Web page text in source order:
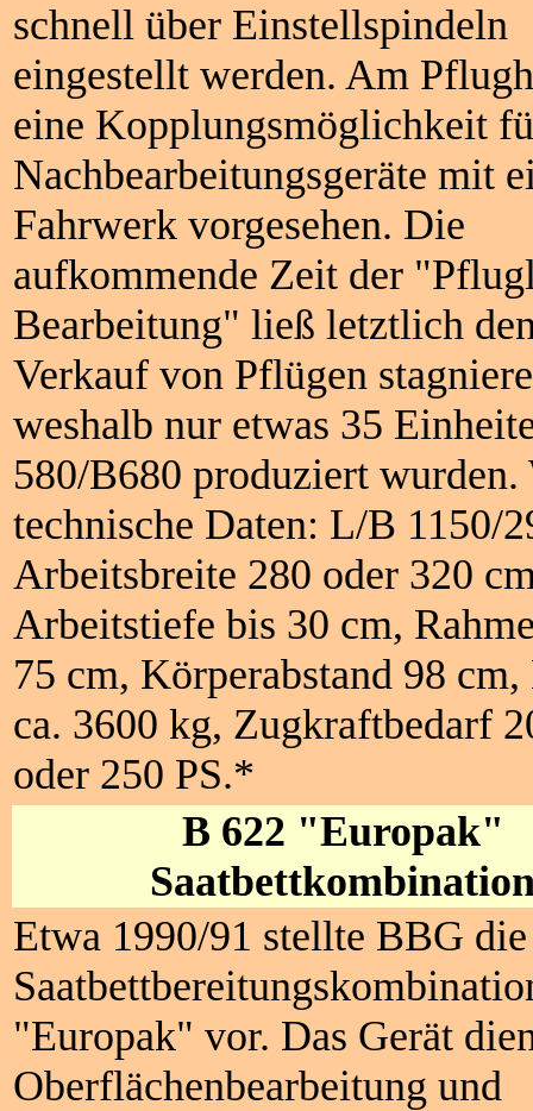
schnell über Einstellspindeln
eingestellt werden. Am
eine Kopplungsmöglichkeit
Nachbearbeitungsgeräte mit
Fahrwerk vorgesehen. Die
aufkommende Zeit der
Bearbeitung" ließ letztlich
Verkauf von Pflügen
weshalb nur etwas 35
580/B680 produziert wurden.
technische Daten: L/B 1150/
Arbeitsbreite 280 oder 320
Arbeitstiefe bis 30 cm,
75 cm, Körperabstand 98 cm,
ca. 3600 kg, Zugkraftbedarf
oder 250 PS.*
B 622 "Europak"
Etwa 1990/91 stellte BBG
"Europak" vor. Das Gerät
Oberflächenbearbeitung und